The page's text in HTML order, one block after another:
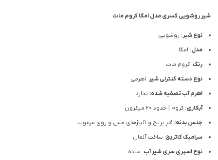
شیر روشویی کسری مدل امگا کروم مات
نوع شیر: روشویی
مدل: امگا
رنگ: کروم مات
نوع دسته کنترلی شیر: اهرمی
اهرم آب تصفیه شده: ندارد
آبکاری: کروم | حدود 20 میکرون
جنس بدنه: فلز برنج و آلیاژهای مس و روی مرغوب
سرامیک کاتریج: ساخت آلمان
نوع اسپری سری شیر آب: ساده